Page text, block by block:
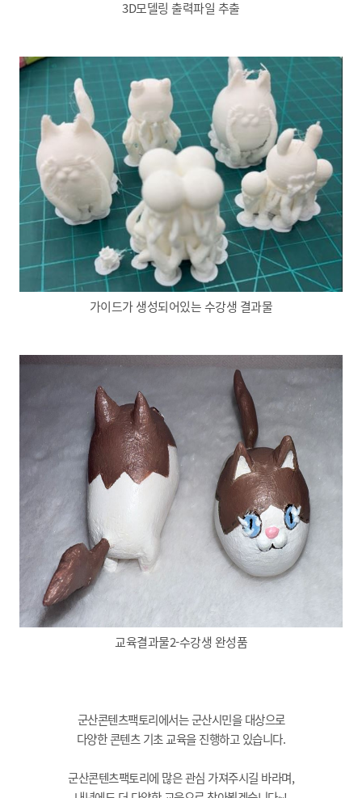
3D모델링 출력파일 추출
가이드가 생성되어있는 수강생 결과물
교육결과물2-수강생 완성품
군산콘텐츠팩토리에서는 군산시민을 대상으로
다양한 콘텐츠 기초 교육을 진행하고 있습니다.
군산콘텐츠팩토리에 많은 관심 가져주시길 바라며,